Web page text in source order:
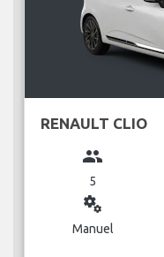
RENAULT CLIO
group
5
miscellaneous_services
Manuel